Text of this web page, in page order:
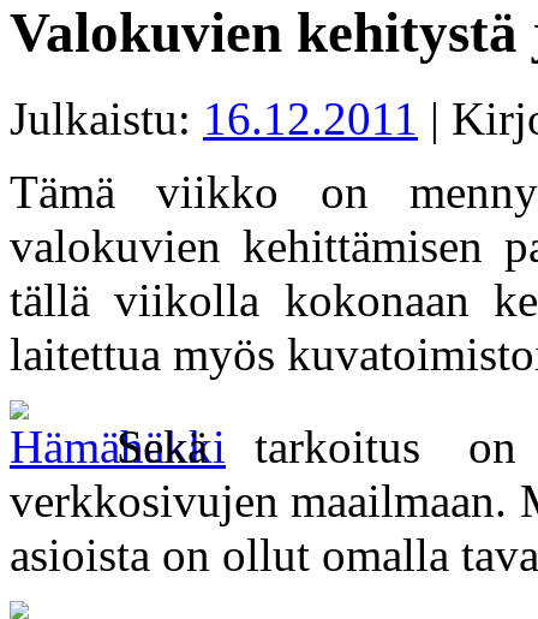
Valokuvien
Julkaistu: 16.12.2011 |
Tämä viikko on
valokuvien kehittämisen
tällä viikolla kokonaan
laitettua myös
Sekä tarkoitus
verkkosivujen maailmaan.
asioista on ollut omalla